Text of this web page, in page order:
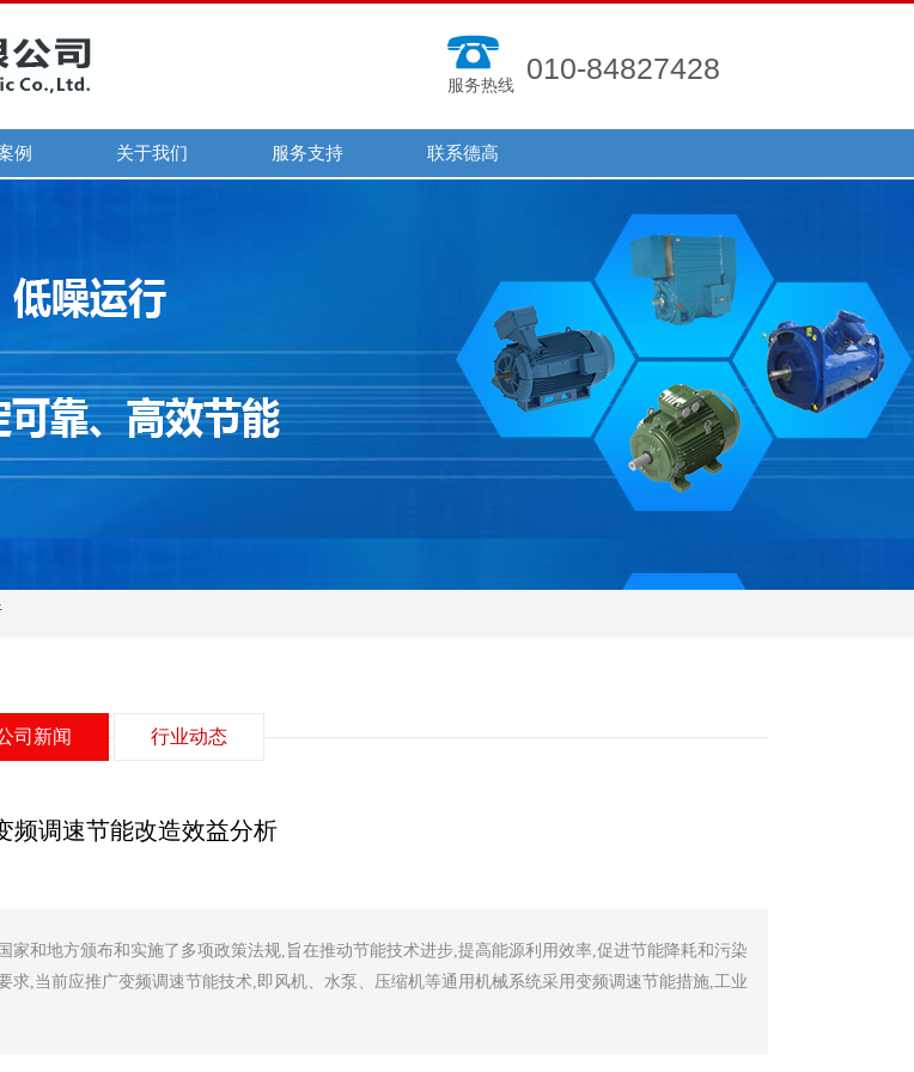
服务热线 010-84827428
例 关于我们 服务支持 联系德高
司新闻 行业动态
频调速节能改造效益分析
和地方颁布和实施了多项政策法规,旨在推动节能技术进步,提高能源利用效率,促进节能降耗和污染
,当前应推广变频调速节能技术,即风机、水泵、压缩机等通用机械系统采用变频调速节能措施,工业